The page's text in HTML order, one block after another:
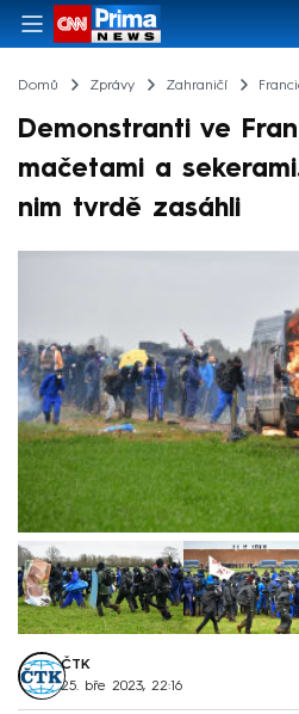
Domů Zprávy Zahraničí
Demonstranti ve
mačetami a
nim tvrdě zasáhli
ČTK
25. bře 2023, 22:16